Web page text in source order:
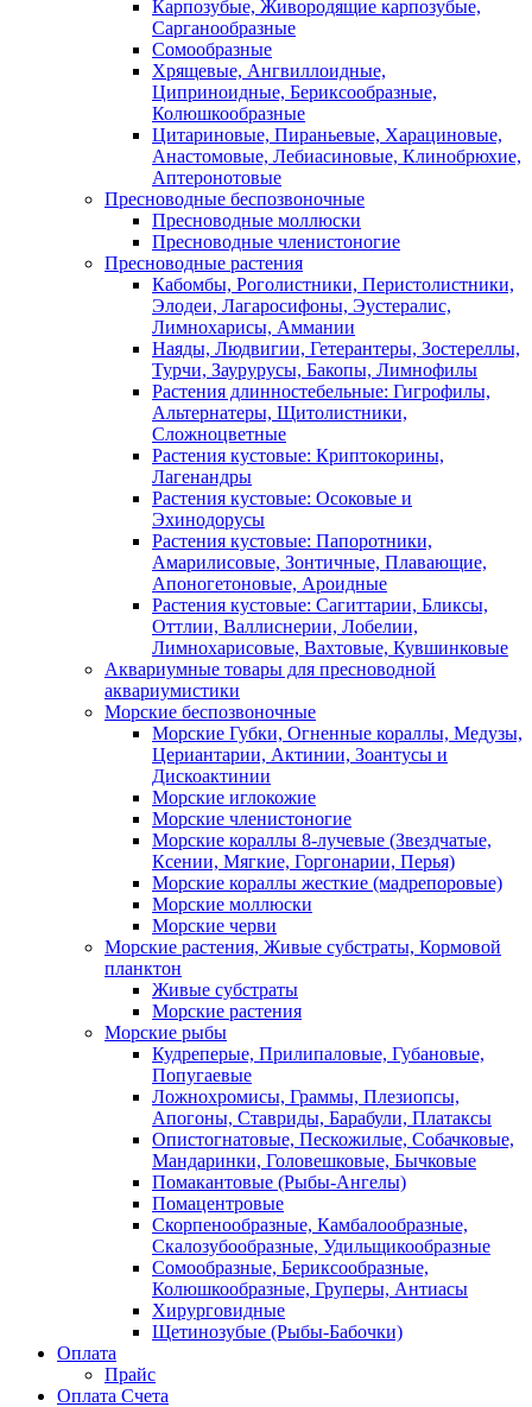
Карпозубые, Живородящие карпозубые,
Сарганообразные
Сомообразные
Хрящевые, Ангвиллоидные,
Циприноидные, Бериксообразные,
Колюшкообразные
Цитариновые, Пираньевые, Харациновые,
Анастомовые, Лебиасиновые, Клинобрюхие,
Аптеронотовые
Пресноводные беспозвоночные
Пресноводные моллюски
Пресноводные членистоногие
Пресноводные растения
Кабомбы, Роголистники, Перистолистники,
Элодеи, Лагаросифоны, Эустералис,
Лимнохарисы, Аммании
Наяды, Людвигии, Гетерантеры, Зостереллы,
Турчи, Заурурусы, Бакопы, Лимнофилы
Растения длинностебельные: Гигрофилы,
Альтернатеры, Щитолистники,
Сложноцветные
Растения кустовые: Криптокорины,
Лагенандры
Растения кустовые: Осоковые и
Эхинодорусы
Растения кустовые: Папоротники,
Амарилисовые, Зонтичные, Плавающие,
Апоногетоновые, Ароидные
Растения кустовые: Сагиттарии, Бликсы,
Оттлии, Валлиснерии, Лобелии,
Лимнохарисовые, Вахтовые, Кувшинковые
Аквариумные товары для пресноводной
аквариумистики
Морские беспозвоночные
Морские Губки, Огненные кораллы, Медузы,
Цериантарии, Актинии, Зоантусы и
Дискоактинии
Морские иглокожие
Морские членистоногие
Морские кораллы 8-лучевые (Звездчатые,
Ксении, Мягкие, Горгонарии, Перья)
Морские кораллы жесткие (мадрепоровые)
Морские моллюски
Морские черви
Морские растения, Живые субстраты, Кормовой
планктон
Живые субстраты
Морские растения
Морские рыбы
Кудреперые, Прилипаловые, Губановые,
Попугаевые
Ложнохромисы, Граммы, Плезиопсы,
Апогоны, Ставриды, Барабули, Платаксы
Опистогнатовые, Пескожилые, Собачковые,
Мандаринки, Головешковые, Бычковые
Помакантовые (Рыбы-Ангелы)
Помацентровые
Скорпенообразные, Камбалообразные,
Скалозубообразные, Удильщикообразные
Сомообразные, Бериксообразные,
Колюшкообразные, Груперы, Антиасы
Хирурговидные
Щетинозубые (Рыбы-Бабочки)
Оплата
Прайс
Оплата Счета